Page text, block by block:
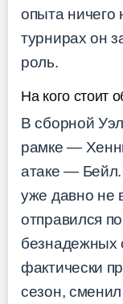
опыта ничего
турнирах он
роль.
На кого стоит
В сборной
рамке —
атаке —
уже давно не
отправился
безнадежных
фактически
сезон,